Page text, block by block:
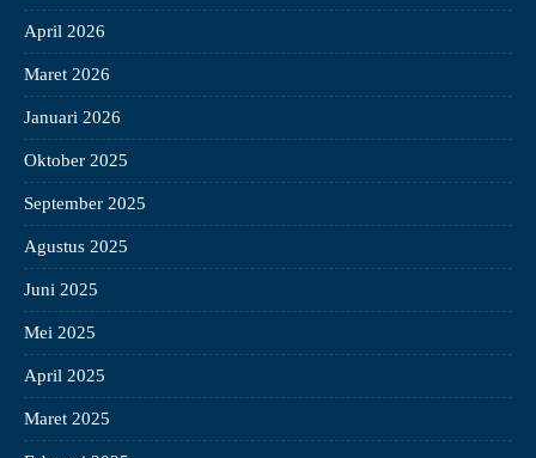
April 2026
Maret 2026
Januari 2026
Oktober 2025
September 2025
Agustus 2025
Juni 2025
Mei 2025
April 2025
Maret 2025